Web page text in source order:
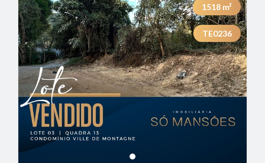
1
1518 m²
TE0236